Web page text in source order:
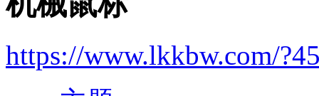
https://www.lkkbw.com/